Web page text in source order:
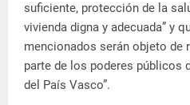
suficiente, protección de la
vivienda digna y adecuada” y
mencionados serán objeto de
parte de los poderes públicos
del País Vasco”.